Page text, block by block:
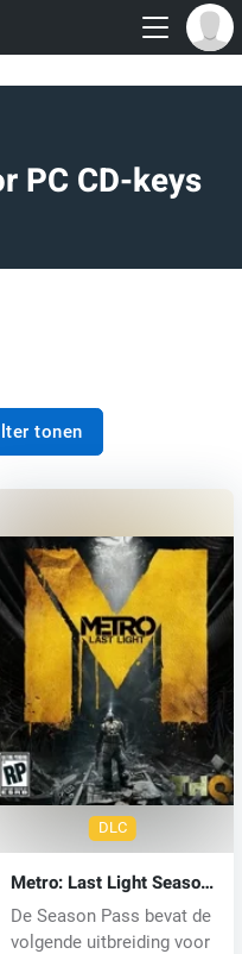
PC CD-keys
tonen
DLC
Metro: Last Light Season
Pass (PC) CD key
De Season Pass bevat de
volgende uitbreiding voor